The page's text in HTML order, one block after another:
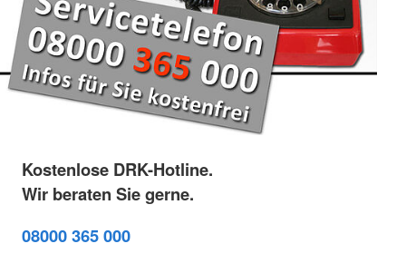
Kostenlose DRK-Hotline.
Wir beraten Sie gerne.
08000 365 000